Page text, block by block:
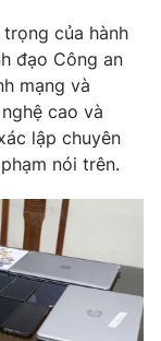
Quốc Thắng,
932
của hành
đạo Công an
mạng và
cao và
lập chuyên
nói trên.